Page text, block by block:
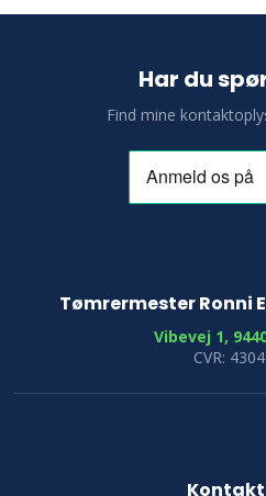
Har du
Find mine
Tømrermester Ronni
Vibevej 1,
CVR: